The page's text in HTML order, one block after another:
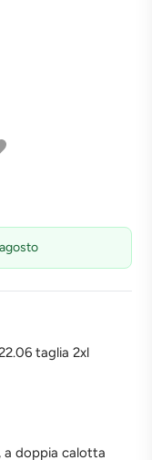
taglia 2xl
a doppia calotta